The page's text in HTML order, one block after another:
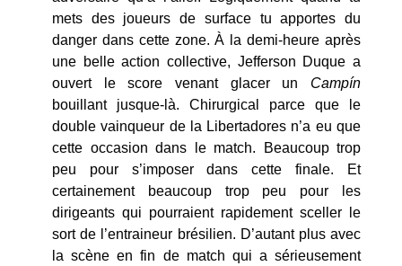
mets des joueurs de surface tu apportes du
danger dans cette zone. À la demi-heure après
une belle action collective, Jefferson Duque a
ouvert le score venant glacer un Campín
bouillant jusque-là. Chirurgical parce que le
double vainqueur de la Libertadores n’a eu que
cette occasion dans le match. Beaucoup trop
peu pour s’imposer dans cette finale. Et
certainement beaucoup trop peu pour les
dirigeants qui pourraient rapidement sceller le
sort de l’entraineur brésilien. D’autant plus avec
la scène en fin de match qui a sérieusement